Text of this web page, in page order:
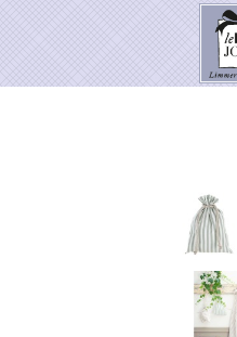
HOME
WEIHNACHTSZAUBER 2026